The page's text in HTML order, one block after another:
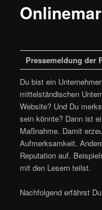
Pressemeldung der
Du bist ein
mittelständischen
Website? Und Du
sein könnte? Dann ist
Maßnahme. Damit
Aufmerksamkeit.
Reputation auf.
mit den Lesern teilst.
Nachfolgend erfährst